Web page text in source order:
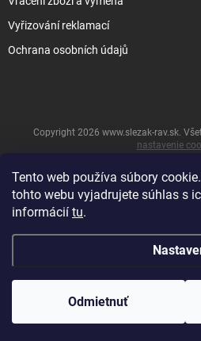
Tento web používa súbory
tohto webu vyjadrujete súhlas s
informácií tu.
Odmietnuť
Vyřizování reklamací
Ochrana osobních údajů
&
Copyright 2026 www.slezak-rav.sk.
nastavenie